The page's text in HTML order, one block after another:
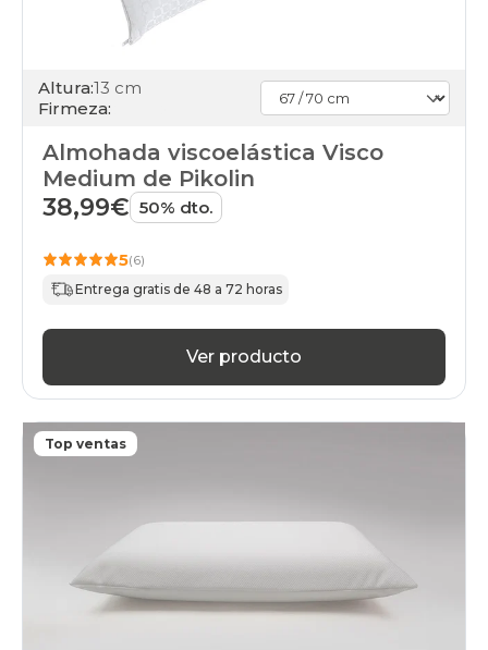
Altura:13 cm
Firmeza:
Almohada viscoelástica Visco
Medium de Pikolin
38,99€ 50% dto.
5(6)
Entrega gratis de 48 a 72 horas
Ver producto
Top ventas